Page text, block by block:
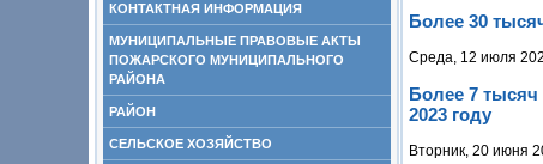
КОНТАКТНАЯ ИНФОРМАЦИЯ
МУНИЦИПАЛЬНЫЕ ПРАВОВЫЕ АКТЫ
ПОЖАРСКОГО МУНИЦИПАЛЬНОГО
РАЙОНА
РАЙОН
СЕЛЬСКОЕ ХОЗЯЙСТВО
Более 30
Среда, 12 июля
Более 7 тысяч
2023 году
Вторник, 20 июня